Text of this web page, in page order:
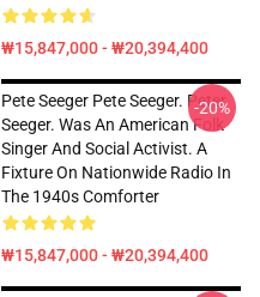
₩15,847,000 - ₩20,394,400
Pete Seeger Pete Seeger. Peter
Seeger. Was An American Folk
Singer And Social Activist. A
Fixture On Nationwide Radio In
The 1940s Comforter
₩15,847,000 - ₩20,394,400
-20%